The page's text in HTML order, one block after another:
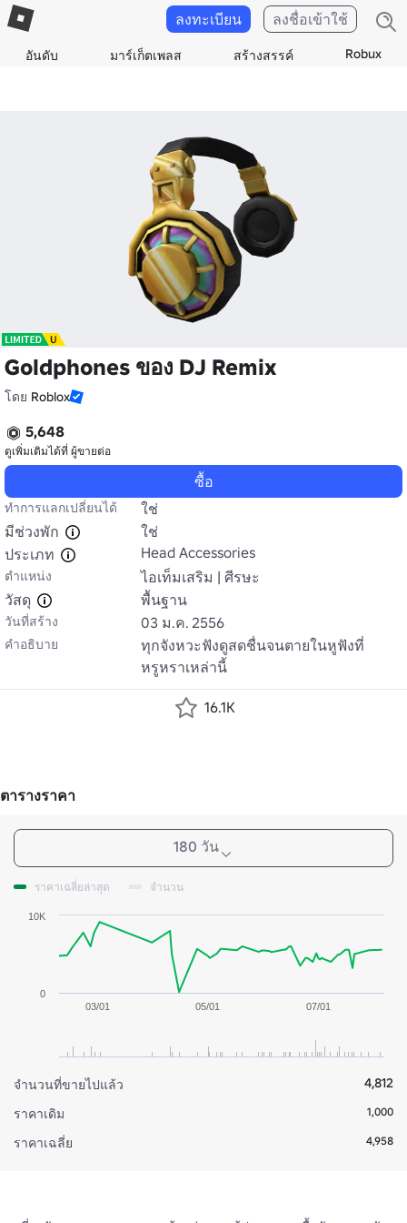
อันดับ มาร์เก็ตเพลส สร้างสรรค์ Robux
ลงทะเบียน ลงชื่อเข้าใช้
Goldphones ของ DJ Remix
โดย Roblox
5,648
ดูเพิ่มเติมได้ที่ ผู้ขายต่อ
ซื้อ
ทำการแลกเปลี่ยนได้
ใช่
มีช่วงพัก
ใช่
ประเภท
Head Accessories
ตำแหน่ง
ไอเท็มเสริม | ศีรษะ
วัสดุ
พื้นฐาน
วันที่สร้าง 03 ม.ค. 2556
คำอธิบาย
ทุกจังหวะฟังดูสดชื่นจนตายในหูฟังที่
หรูหราเหล่านี้
16.1K
ตารางราคา
180 วัน
ราคาเฉลี่ยล่าสุด จำนวน
03/01 05/01 07/01
0
10K
จำนวนที่ขายไปแล้ว
4,812
ราคาเดิม
1,000
ราคาเฉลี่ย 4,958